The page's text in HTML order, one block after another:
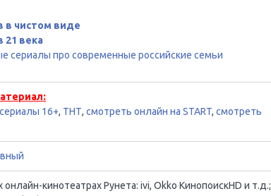
в чистом виде
21 века
сериалы про современные российские семьи
сериалы 16+, ТНТ, смотреть онлайн на START, смотреть
кинотеатрах Рунета: ivi, Okko КинопоискHD и т.д.;